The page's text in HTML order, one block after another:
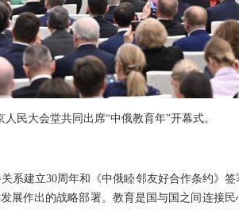
民大会堂共同出席“中俄教育年”开幕式。
系建立30周年和《中俄睦邻友好合作条约》
展作出的战略部署。教育是国与国之间连接